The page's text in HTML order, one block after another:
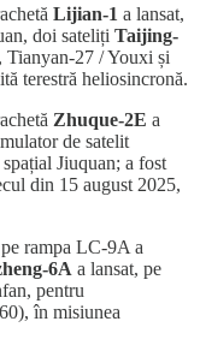
Lijian-1 a lansat,
doi sateliți Taijing-
Tianyan-27 / Youxi și
terestră heliosincronă.
Zhuque-2E a
de satelit
Jiuquan; a fost
din 15 august 2025,
rampa LC-9A a
6A a lansat, pe
pentru
în misiunea